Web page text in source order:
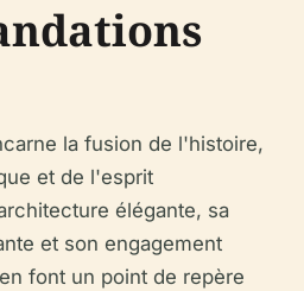
la fusion de l'histoire,
et de l'esprit
élégante, sa
et son engagement
font un point de repère